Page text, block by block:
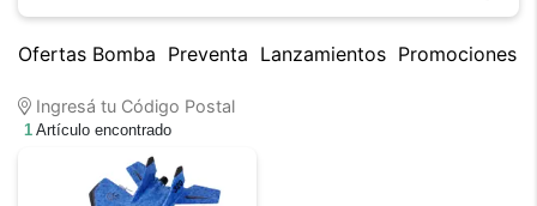
Ofertas Bomba Preventa Lanzamientos Promociones
Ingresá tu Código Postal
1 Artículo encontrado